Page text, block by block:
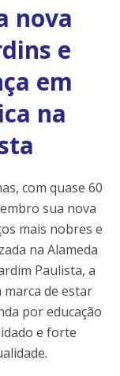
nova
e
em
na
com quase 60
sua nova
mais nobres e
na Alameda
Paulista, a
de estar
por educação
e forte